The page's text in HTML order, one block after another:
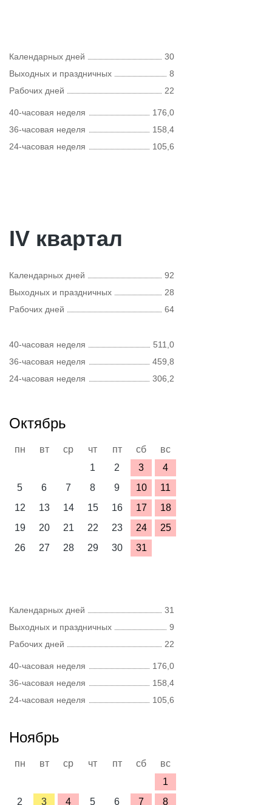
Календарных дней
30
Выходных и праздничных
8
Рабочих дней
22
40-часовая неделя
176,0
36-часовая неделя
158,4
24-часовая неделя
105,6
IV квартал
Календарных дней
92
Выходных и праздничных
28
Рабочих дней
64
40-часовая неделя
511,0
36-часовая неделя
459,8
24-часовая неделя
306,2
Октябрь
пн вт ср чт пт сб
вс
1
2 3
4
5
6 7 8 9 10
11
12
13 14 15 16 17
18
19
20 21 22 23 24
25
26
27 28 29 30 31
Календарных дней
31
Выходных и праздничных
9
Рабочих дней
22
40-часовая неделя
176,0
36-часовая неделя
158,4
24-часовая неделя
105,6
Ноябрь
пн вт ср чт пт сб
вс
1
2
3 4 5 6 7 8